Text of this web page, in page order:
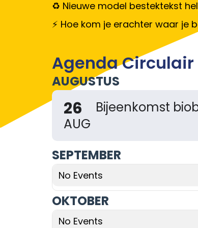
Nieuwe model bestektekst
Hoe kom je erachter waar je
Agenda
AUGUSTUS
26
AUG
Bijeenkomst
SEPTEMBER
No Events
OKTOBER
No Events